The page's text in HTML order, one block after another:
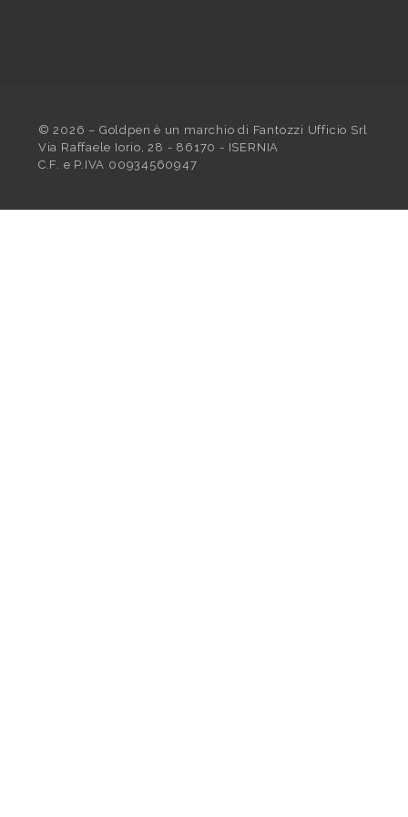
© 2026 – Goldpen è un marchio di Fantozzi Ufficio Srl
Via Raffaele Iorio, 28 - 86170 - ISERNIA
C.F. e P.IVA 00934560947